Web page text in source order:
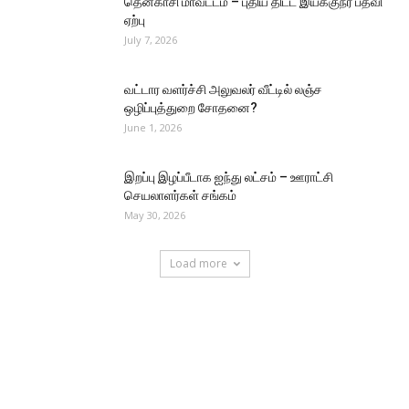
ஏற்பு
July 7, 2026
வட்டார வளர்ச்சி அலுவலர் வீட்டில் லஞ்ச
ஒழிப்புத்துறை சோதனை?
June 1, 2026
இறப்பு இழப்பீடாக ஐந்து லட்சம் – ஊராட்சி
செயலாளர்கள் சங்கம்
May 30, 2026
Load more